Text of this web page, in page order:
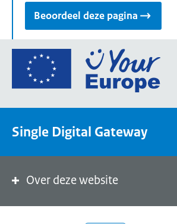
Beoordeel deze pagina
Ga
de
een
de
Single Digital Gateway
Over deze website